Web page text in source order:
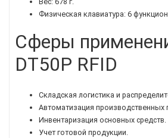
Физическая клавиатура: 6
Сферы
DT50P RFID
Складская логистика и
Автоматизация производственных
Инвентаризация основных средств.
Учет готовой продукции.